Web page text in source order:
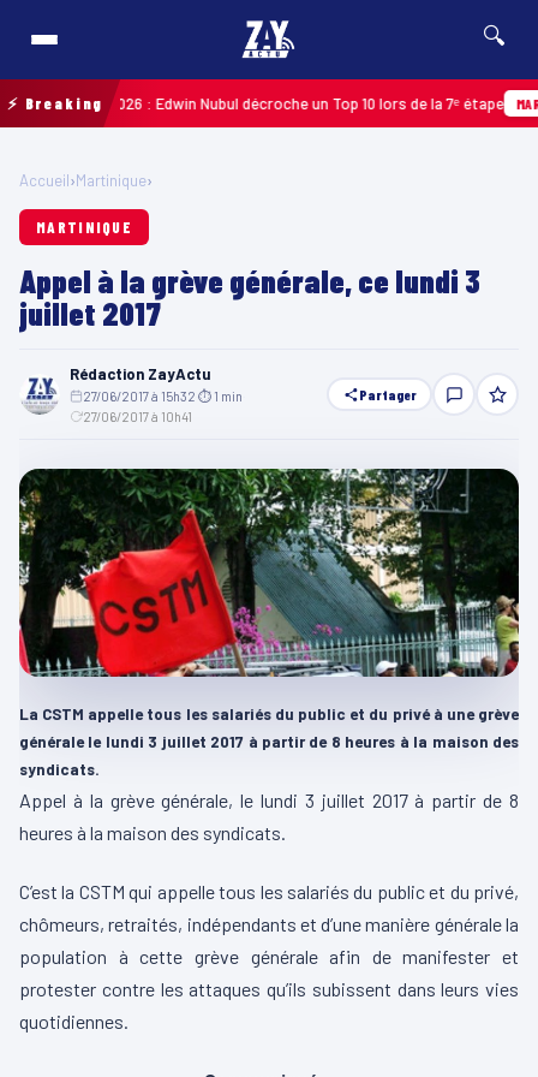
🔍
⚡ Breaking2026 : Edwin Nubul décroche un Top 10 lors de la 7ᵉ étape
Accueil›Martinique›
MARTINIQUE
Appel à la grève générale, ce lundi 3
juillet 2017
Rédaction ZayActu
27/06/2017 à 15h32 ⏱ 1 min
27/06/2017 à 10h41
Partager
La CSTM appelle tous les salariés du public et du privé à une grève
générale le lundi 3 juillet 2017 à partir de 8 heures à la maison des
syndicats.
Appel à la grève générale, le lundi 3 juillet 2017 à partir de 8
heures à la maison des syndicats.
C’est la CSTM qui appelle tous les salariés du public et du privé,
chômeurs, retraités, indépendants et d’une manière générale la
population à cette grève générale afin de manifester et
protester contre les attaques qu’ils subissent dans leurs vies
quotidiennes.